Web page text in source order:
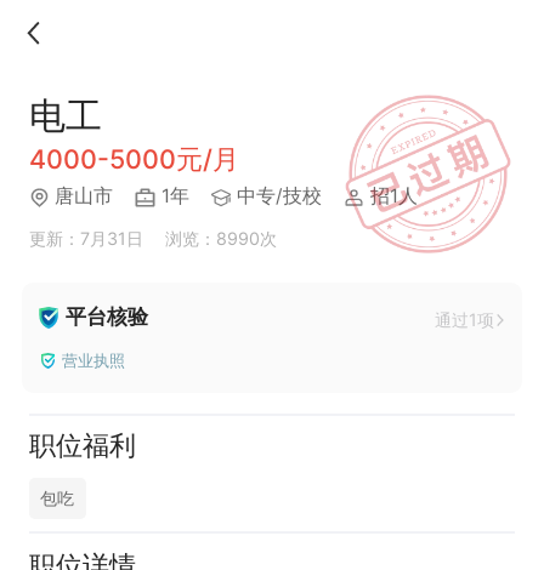
电工
4000-5000元/月
唐山市 1年 中专/技校 招1人
更新：7月31日 浏览：8990次
平台核验 通过1项
营业执照
职位福利
包吃